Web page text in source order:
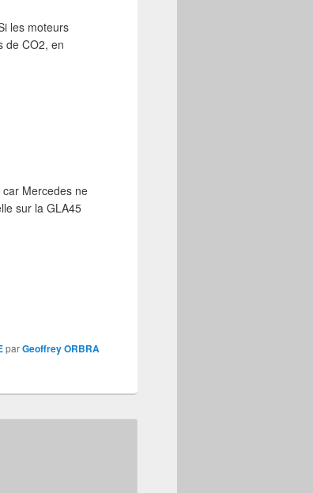
les moteurs
de CO2, en
Mercedes ne
sur la GLA45
parGeoffrey ORBRA